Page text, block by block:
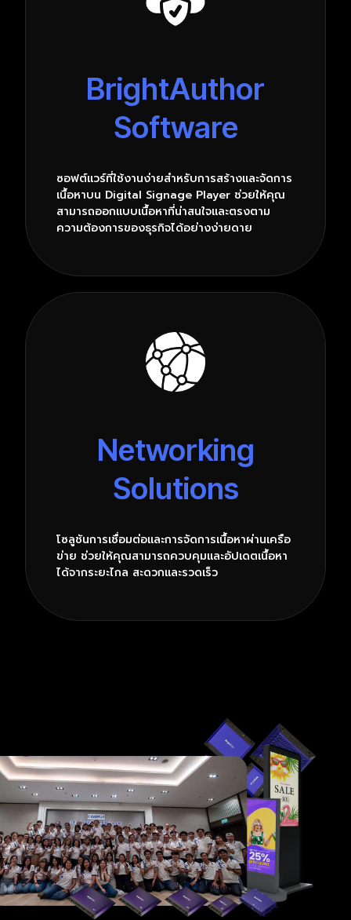
BrightAuthor
Software
ซอฟต์แวร์ที่ใช้งานง่ายสำหรับการสร้างและจัดการ
เนื้อหาบน Digital Signage Player ช่วยให้คุณ
สามารถออกแบบเนื้อหาที่น่าสนใจและตรงตาม
ความต้องการของธุรกิจได้อย่างง่ายดาย
Networking
Solutions
โซลูชันการเชื่อมต่อและการจัดการเนื้อหาผ่านเครือ
ข่าย ช่วยให้คุณสามารถควบคุมและอัปเดตเนื้อหา
ได้จากระยะไกล สะดวกและรวดเร็ว